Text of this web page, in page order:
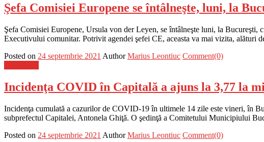
Şefa Comisiei Europene se întâlneşte, luni, la
Şefa Comisiei Europene, Ursula von der Leyen, se întâlneşte luni, la
Executivului comunitar. Potrivit agendei şefei CE, aceasta va mai vizita,
Posted on 24 septembrie 2021 Author Marius Leontiuc Comment(0)
Incidenţa COVID în Capitală a ajuns la 3,77 la
Incidenţa cumulată a cazurilor de COVID-19 în ultimele 14 zile este vineri, în
subprefectul Capitalei, Antonela Ghiţă. O şedinţă a Comitetului Municipiului
Posted on 24 septembrie 2021 Author Marius Leontiuc Comment(0)